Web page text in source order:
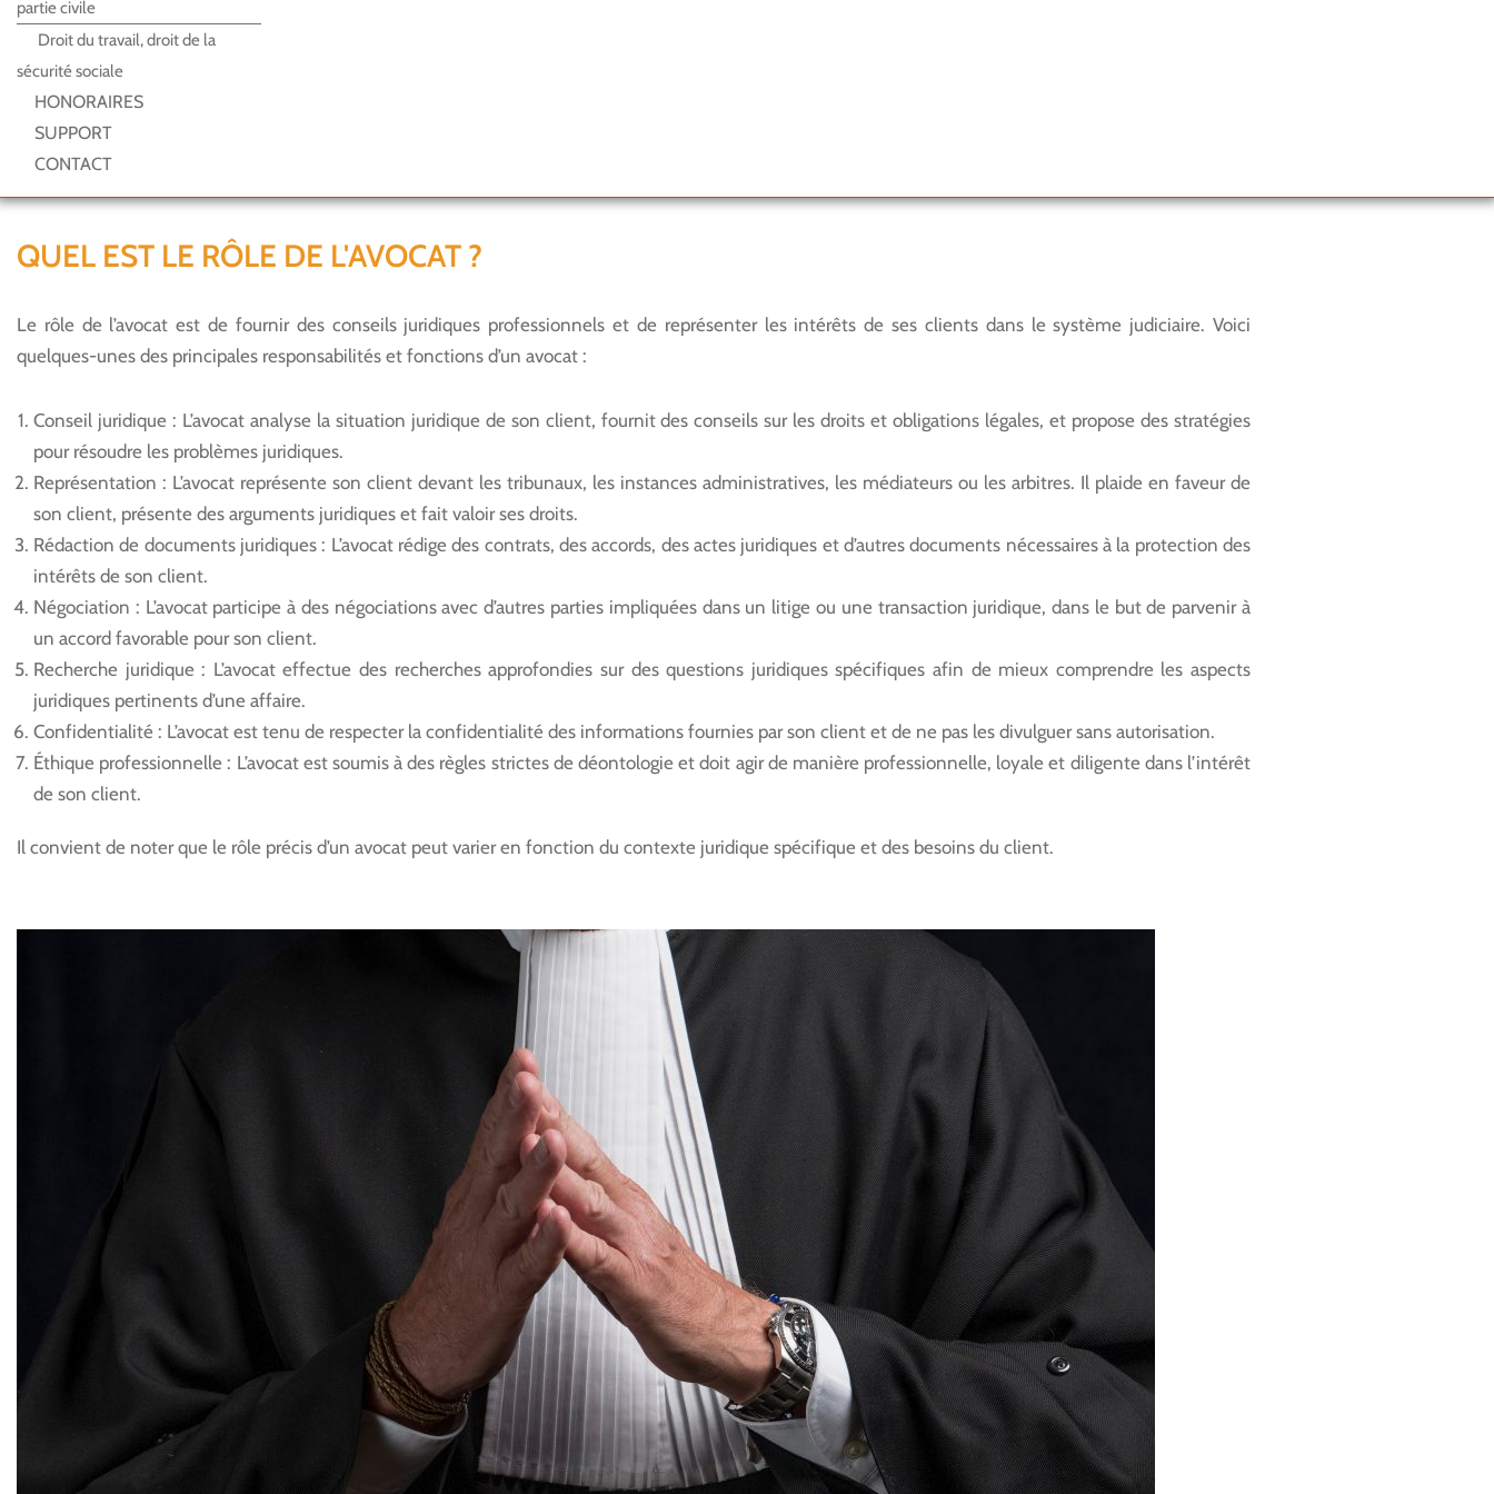
partie civile
Droit du travail, droit de la
sécurité sociale
HONORAIRES
SUPPORT
CONTACT
QUEL EST LE RÔLE DE L'AVOCAT ?
Le rôle de l’avocat est de fournir des conseils juridiques professionnels et de représenter les intérêts de ses clients dans le système judiciaire. Voici
quelques-unes des principales responsabilités et fonctions d’un avocat :
Conseil juridique : L’avocat analyse la situation juridique de son client, fournit des conseils sur les droits et obligations légales, et propose des stratégies
pour résoudre les problèmes juridiques.
Représentation : L’avocat représente son client devant les tribunaux, les instances administratives, les médiateurs ou les arbitres. Il plaide en faveur de
son client, présente des arguments juridiques et fait valoir ses droits.
Rédaction de documents juridiques : L’avocat rédige des contrats, des accords, des actes juridiques et d’autres documents nécessaires à la protection des
intérêts de son client.
Négociation : L’avocat participe à des négociations avec d’autres parties impliquées dans un litige ou une transaction juridique, dans le but de parvenir à
un accord favorable pour son client.
Recherche juridique : L’avocat effectue des recherches approfondies sur des questions juridiques spécifiques afin de mieux comprendre les aspects
juridiques pertinents d’une affaire.
Confidentialité : L’avocat est tenu de respecter la confidentialité des informations fournies par son client et de ne pas les divulguer sans autorisation.
Éthique professionnelle : L’avocat est soumis à des règles strictes de déontologie et doit agir de manière professionnelle, loyale et diligente dans l’intérêt
de son client.
Il convient de noter que le rôle précis d’un avocat peut varier en fonction du contexte juridique spécifique et des besoins du client.